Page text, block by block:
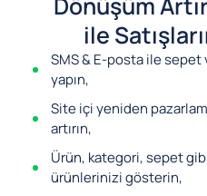
ile
SMS & E-posta ile sepet
yapın,
Site içi yeniden
artırın,
Ürün, kategori, sepet
ürünlerinizi gösterin,